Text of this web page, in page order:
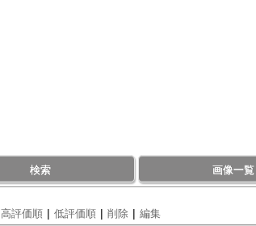
検索 画像一覧
高評価順 | 低評価順 | 削除 | 編集